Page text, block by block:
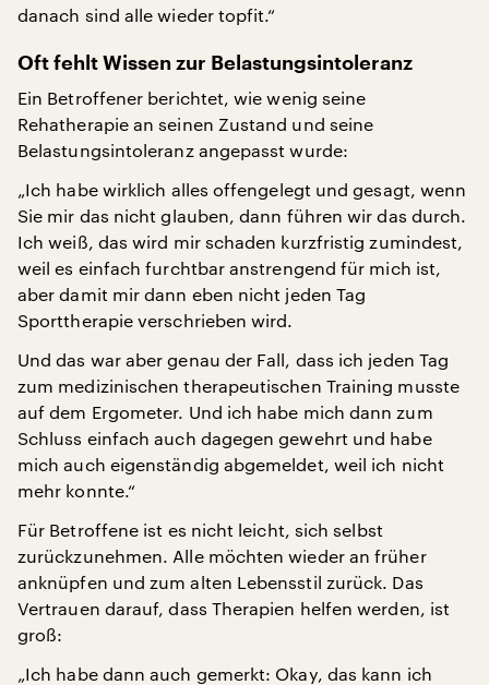
danach sind alle wieder topfit.“
Oft fehlt Wissen zur Belastungsintoleranz
Ein Betroffener berichtet, wie wenig seine
Rehatherapie an seinen Zustand und seine
Belastungsintoleranz angepasst wurde:
„Ich habe wirklich alles offengelegt und gesagt, wenn
Sie mir das nicht glauben, dann führen wir das durch.
Ich weiß, das wird mir schaden kurzfristig zumindest,
weil es einfach furchtbar anstrengend für mich ist,
aber damit mir dann eben nicht jeden Tag
Sporttherapie verschrieben wird.
Und das war aber genau der Fall, dass ich jeden Tag
zum medizinischen therapeutischen Training musste
auf dem Ergometer. Und ich habe mich dann zum
Schluss einfach auch dagegen gewehrt und habe
mich auch eigenständig abgemeldet, weil ich nicht
mehr konnte.“
Für Betroffene ist es nicht leicht, sich selbst
zurückzunehmen. Alle möchten wieder an früher
anknüpfen und zum alten Lebensstil zurück. Das
Vertrauen darauf, dass Therapien helfen werden, ist
groß:
„Ich habe dann auch gemerkt: Okay, das kann ich